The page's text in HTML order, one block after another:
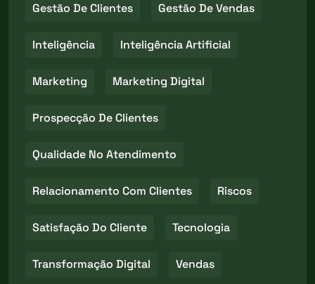
Gestão De Clientes Gestão De Vendas
Inteligência Inteligência Artificial
Marketing Marketing Digital
Prospecção De Clientes
Qualidade No Atendimento
Relacionamento Com Clientes Riscos
Satisfação Do Cliente Tecnologia
Transformação Digital Vendas